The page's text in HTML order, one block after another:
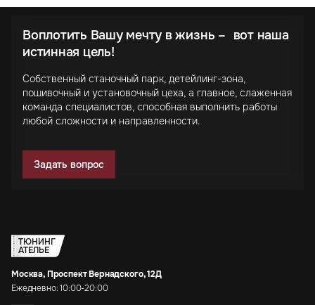
Воплотить Вашу мечту в жизнь – вот наша
истинная цель!
Собственный станочный парк, детейлинг-зона,
пошивочный и установочный цеха, а главное, слаженная
команда специалистов, способная выполнить работы
любой сложности и направленности.
Задать вопрос
ТЮНИНГ
АТЕЛЬЕ
Москва, Проспект Вернадского, 12Д
Ежедневно: 10:00-20:00